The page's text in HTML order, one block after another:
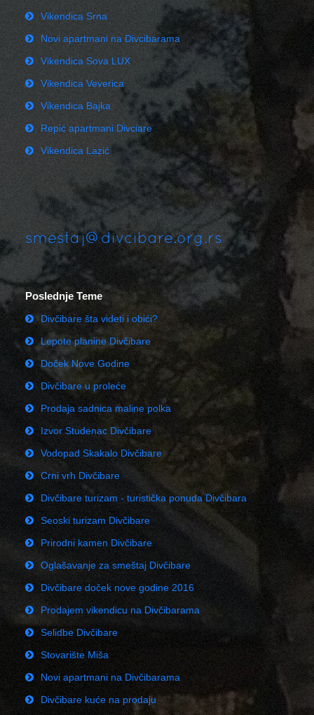
Vikendica Srna
Novi apartmani na Divcibarama
Vikendica Sova LUX
Vikendica Veverica
Vikendica Bajka
Repić apartmani Divciare
Vikendica Lazić
smestaj@divcibare.org.rs
Poslednje Teme
Divčibare šta videti i obići?
Lepote planine Divčibare
Doček Nove Godine
Divčibare u proleće
Prodaja sadnica maline polka
Izvor Studenac Divčibare
Vodopad Skakalo Divčibare
Crni vrh Divčibare
Divčibare turizam - turistička ponuda Divčibara
Seoski turizam Divčibare
Prirodni kamen Divčibare
Oglašavanje za smeštaj Divčibare
Divčibare doček nove godine 2016
Prodajem vikendicu na Divčibarama
Selidbe Divčibare
Stovarište Miša
Novi apartmani na Divčibarama
Divčibare kuće na prodaju